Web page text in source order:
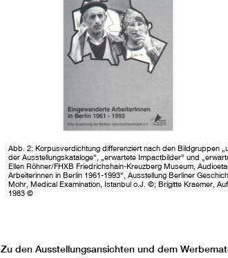
Abb. 2: Korpusverdichtung differenziert nach den Bildgruppen
der Ausstellungskataloge“, „erwartete Impactbilder“ und
Ellen Röhner/FHXB Friedrichshain-Kreuzberg Museum,
Arbeiterinnen in Berlin 1961-1993“, Ausstellung Berliner
Mohr, Medical Examination, Istanbul o.J. ©; Brigitte Kraemer,
1983 ©
Zu den Ausstellungsansichten und dem